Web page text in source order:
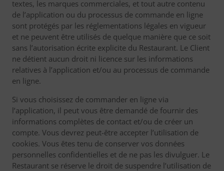
textes, les marques commerciales, et tout autre contenu
de l’application ou du processus de commande en ligne
sont protégés par les réglementations légales en vigueur
et ne peuvent être utilisés de quelque manière que ce soit
sans l’autorisation écrite explicite du Restaurant. Le Client
ne détient aucun droit ni licence sur les informations
relatives à l’application et/ou au processus de commande
en ligne.
Si vous choisissez de commander en ligne via
l’application, il peut vous être demandé de fournir des
informations complètes de contact et/ou de créer un
compte. Vous devrez peut-être accepter l’utilisation de
cookies. Vous êtes tenu de conserver vos données
personnelles confidentielles et de ne pas les divulguer. Le
Restaurant se réserve le droit de suspendre l’utilisation de